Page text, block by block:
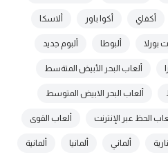
أكفاي أكوا باور ألاسكا
بورلا ألبوطا ألبوم جديد
ألعاب البحر الأبيض المتةسط
ألعاب البحر الابيض المتوسط
الحظ عبر الإنترنت ألعاب القوى
ألماني ألمانيا ألمانية